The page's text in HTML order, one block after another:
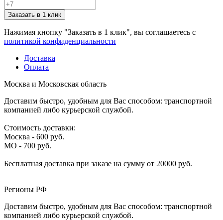
Заказать в 1 клик
Нажимая кнопку "Заказать в 1 клик", вы соглашаетесь с
политикой конфиденциальности
Доставка
Оплата
Москва и Московская область
Доставим быстро, удобным для Вас способом: транспортной
компанией либо курьерской службой.
Стоимость доставки:
Москва - 600 руб.
МО - 700 руб.
Бесплатная доставка при заказе на сумму от 20000 руб.
Регионы РФ
Доставим быстро, удобным для Вас способом: транспортной
компанией либо курьерской службой.